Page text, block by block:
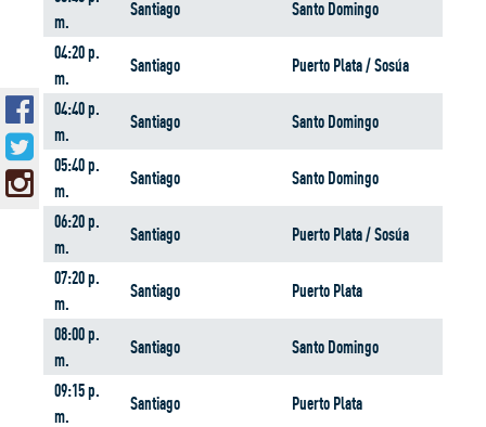
m.
Santiago Santo Domingo
04:20 p.
m.
Santiago Puerto Plata / Sosúa
04:40 p.
m.
Santiago Santo Domingo
05:40 p.
m.
Santiago Santo Domingo
06:20 p.
m.
Santiago Puerto Plata / Sosúa
07:20 p.
m.
Santiago Puerto Plata
08:00 p.
m.
Santiago Santo Domingo
09:15 p.
m.
Santiago Puerto Plata